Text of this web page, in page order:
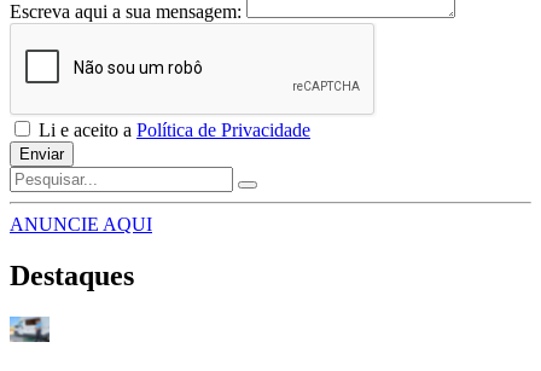
Escreva aqui a sua mensagem:
Li e aceito a Política de Privacidade
Enviar
ANUNCIE AQUI
Destaques